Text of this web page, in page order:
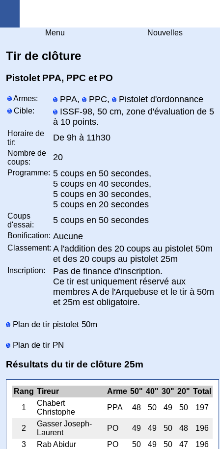
Menu Nouvelles
Tir de clôture
Pistolet PPA, PPC et PO
Armes: PPA, PPC, Pistolet d'ordonnance
Cible:
ISSF-98, 50 cm, zone d'évaluation de 5
à 10 points.
Horaire de
tir:
De 9h à 11h30
Nombre de
coups:
20
Programme: 5 coups en 50 secondes,
5 coups en 40 secondes,
5 coups en 30 secondes,
5 coups en 20 secondes
Coups
d'essai:
5 coups en 50 secondes
Bonification: Aucune
Classement: A l'addition des 20 coups au pistolet 50m
et des 20 coups au pistolet 25m
Inscription:
Pas de finance d'inscription.
Ce tir est uniquement réservé aux
membres A de l'Arquebuse et le tir à 50m
et 25m est obligatoire.
Plan de tir pistolet 50m
Plan de tir PN
Résultats du tir de clôture 25m
Rang Tireur Arme 50" 40" 30" 20" Total
1
Chabert
Christophe
PPA 48 50 49 50 197
2
Gasser Joseph-
Laurent
PO 49 49 50 48
196
3
Rab Abidur PO 50 49 50 47
196